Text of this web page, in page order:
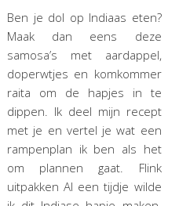
Ben je dol op Indiaas eten?
Maak dan eens deze
samosa’s met aardappel,
doperwtjes en komkommer
raita om de hapjes in te
dippen. Ik deel mijn recept
met je en vertel je wat een
rampenplan ik ben als het
om plannen gaat. Flink
uitpakken Al een tijdje wilde